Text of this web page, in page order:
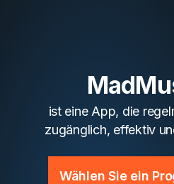
ist eine App, die
zugänglich, effektiv
Wählen Sie ein